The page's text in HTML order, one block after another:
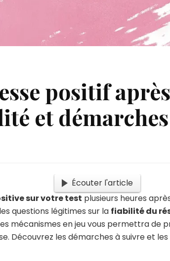
positif
et
Écouter l'article
sur votre test plusieurs heures
questions légitimes sur la fiabilité du
mécanismes en jeu vous permettra de
Découvrez les démarches à suivre et les